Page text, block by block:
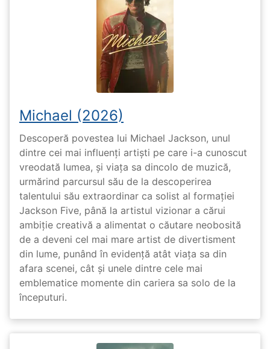
Michael (2026)
Descoperă povestea lui Michael Jackson, unul
dintre cei mai influenți artiști pe care i-a cunoscut
vreodată lumea, și viața sa dincolo de muzică,
urmărind parcursul său de la descoperirea
talentului său extraordinar ca solist al formației
Jackson Five, până la artistul vizionar a cărui
ambiție creativă a alimentat o căutare neobosită
de a deveni cel mai mare artist de divertisment
din lume, punând în evidență atât viața sa din
afara scenei, cât și unele dintre cele mai
emblematice momente din cariera sa solo de la
începuturi.